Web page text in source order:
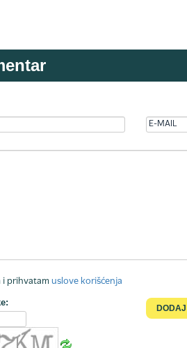
i prihvatam uslove korišćenja